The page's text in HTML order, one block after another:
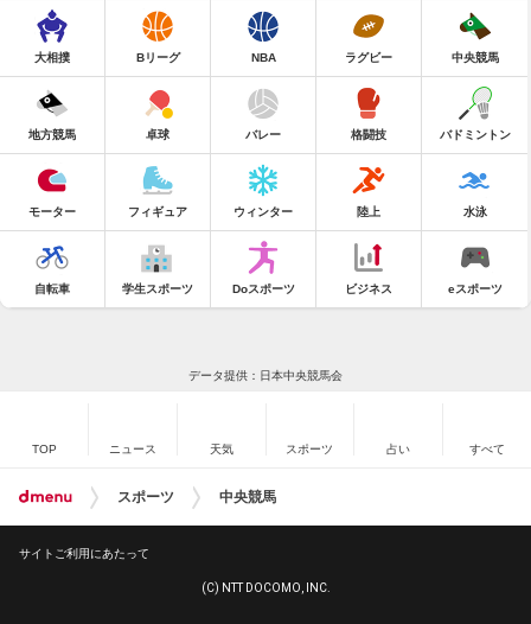
大相撲 Bリーグ NBA ラグビー 中央競馬
地方競馬 卓球 バレー 格闘技 バドミントン
モーター フィギュア ウィンター 陸上 水泳
自転車 学生スポーツ Doスポーツ ビジネス eスポーツ
データ提供：日本中央競馬会
TOP ニュース 天気 スポーツ 占い すべて
スポーツ 中央競馬
サイトご利用にあたって
(C) NTT DOCOMO, INC.